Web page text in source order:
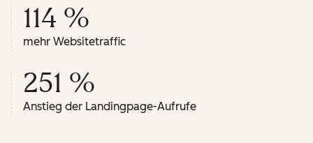
114 %
mehr Websitetraffic
251 %
Anstieg der Landingpage-Aufrufe